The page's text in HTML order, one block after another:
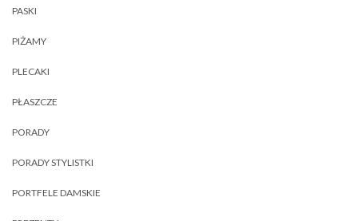
PASKI
PIŻAMY
PLECAKI
PŁASZCZE
PORADY
PORADY STYLISTKI
PORTFELE DAMSKIE